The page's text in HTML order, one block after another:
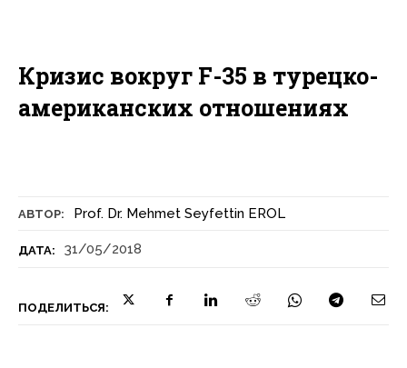
АВТОР: Prof. Dr. Mehmet Seyfettin EROL
ДАТА: 31/05/2018
ПОДЕЛИТЬСЯ:
Кризис вокруг F-35 в турецко-
американских отношениях